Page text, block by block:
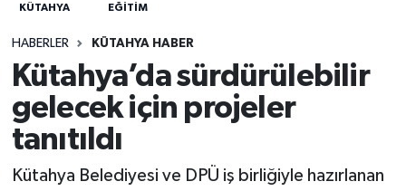
KÜTAHYA EĞITIM
HABERLER KÜTAHYA HABER
Kütahya’da sürdürülebilir
gelecek için projeler
tanıtıldı
Kütahya Belediyesi ve DPÜ iş birliğiyle hazırlanan
Bölge
Çavdarhisar
Son Dakika Haberleri
Haber Arşivi